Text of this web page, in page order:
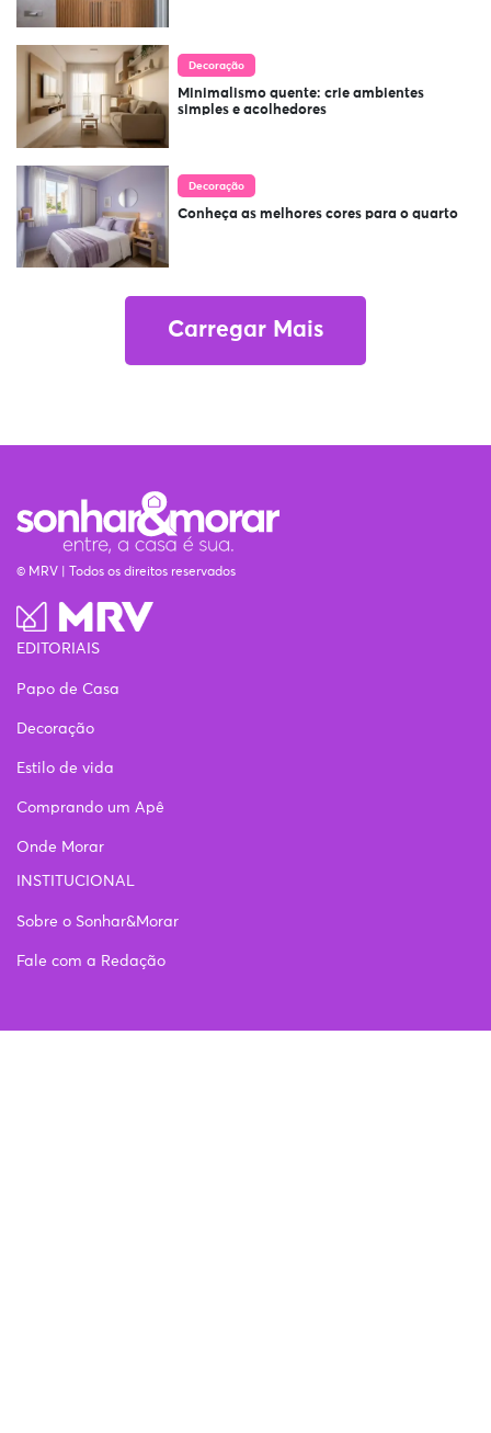
Decoração
Minimalismo quente: crie ambientes
simples e acolhedores
Decoração
Conheça as melhores cores para o quarto
Carregar Mais
© MRV | Todos os direitos reservados
EDITORIAIS
Papo de Casa
Decoração
Estilo de vida
Comprando um Apê
Onde Morar
INSTITUCIONAL
Sobre o Sonhar&Morar
Fale com a Redação